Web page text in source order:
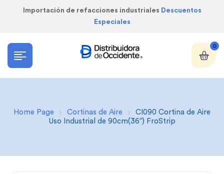
Importación de refacciones industriales Descuentos
Especiales
0
Home Page Cortinas de Aire
CI090 Cortina de Aire
Uso Industrial de 90cm(36″) FroStrip